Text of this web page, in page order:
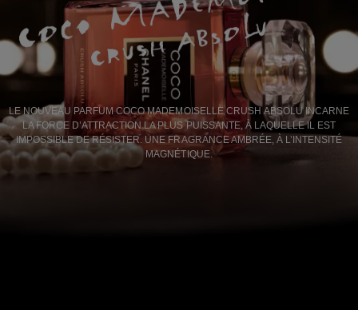
LE NOUVEAU PARFUM COCO MADEMOISELLE CRUSH ABSOLU INCARNE
LA FORCE D’ATTRACTION LA PLUS PUISSANTE, À LAQUELLE IL EST
IMPOSSIBLE DE RÉSISTER. UNE FRAGRANCE AMBRÉE, À L’INTENSITÉ
MAGNÉTIQUE.